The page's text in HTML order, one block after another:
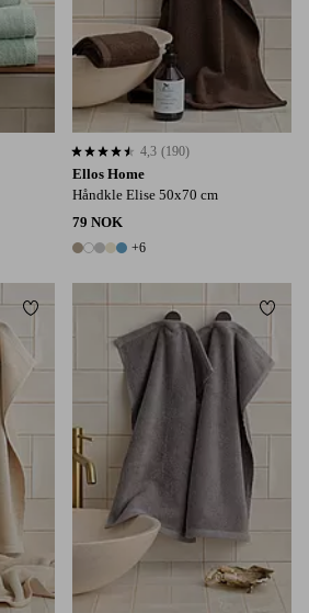
Ellos Home
Håndkle Elise 50x70 cm
79 NOK
11 farger
+6
4,3 basert på 190 karaktergivninger
4,3 (190)
Legg til favoritter